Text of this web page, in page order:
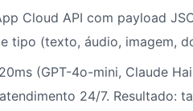
Cloud API com payload
tipo (texto, áudio, imagem,
(GPT-4o-mini, Claude
24/7. Resultado: